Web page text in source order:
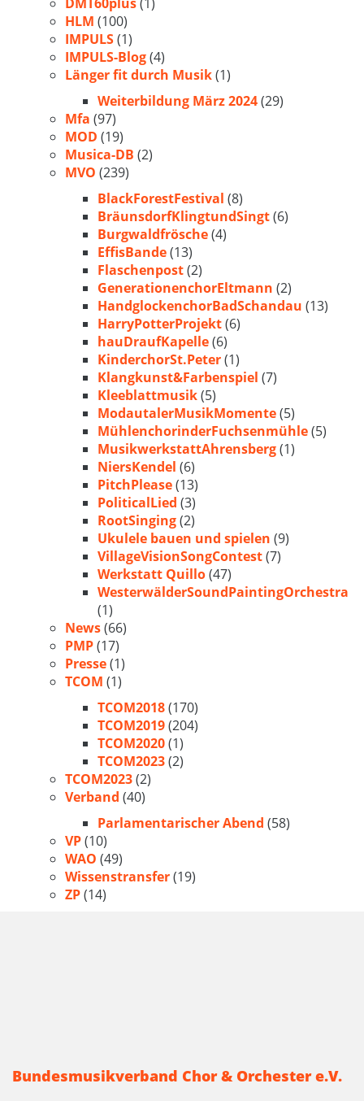
HLM (100)
IMPULS(1)
IMPULS-Blog(4)
Länger fit durch Musik(1)
Weiterbildung März 2024(29)
Mfa (97)
MOD (19)
Musica-DB (2)
MVO (239)
BlackForestFestival (8)
BräunsdorfKlingtundSingt(6)
Burgwaldfrösche(4)
EffisBande(13)
Flaschenpost(2)
GenerationenchorEltmann (2)
HandglockenchorBadSchandau (13)
HarryPotterProjekt(6)
hauDraufKapelle(6)
KinderchorSt.Peter(1)
Klangkunst&Farbenspiel (7)
Kleeblattmusik(5)
ModautalerMusikMomente(5)
MühlenchorinderFuchsenmühle(5)
MusikwerkstattAhrensberg(1)
NiersKendel (6)
PitchPlease(13)
PoliticalLied (3)
RootSinging(2)
Ukulele bauen und spielen (9)
VillageVisionSongContest(7)
Werkstatt Quillo(47)
WesterwälderSoundPaintingOrchestra
(1)
News(66)
PMP(17)
Presse(1)
TCOM (1)
TCOM2018(170)
TCOM2019(204)
TCOM2020(1)
TCOM2023(2)
TCOM2023(2)
Verband (40)
Parlamentarischer Abend (58)
VP(10)
WAO (49)
Wissenstransfer(19)
ZP(14)
Bundesmusikverband Chor & Orchester e.V.